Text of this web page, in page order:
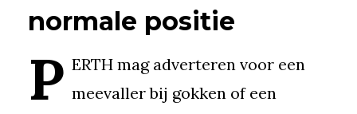
normale positie
P ERTH mag adverteren voor een
meevaller bij gokken of een